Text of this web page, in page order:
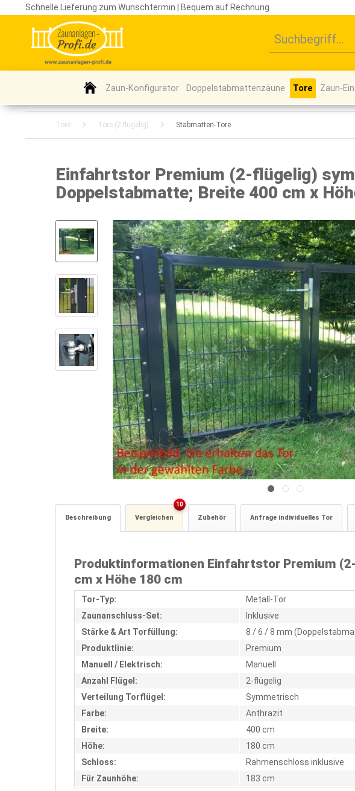
Schnelle Lieferung zum Wunschtermin | Bequem auf Rechnung
Zaun-Konfigurator Doppelstabmattenzäune Tore Zaun-
Tore Tore (2-flügelig) Stabmatten-Tore
Einfahrtstor Premium (2-flügelig)
Doppelstabmatte; Breite 400 cm x
Beschreibung Vergleichen
10
Zubehör Anfrage individuelles Tor
Produktinformationen Einfahrtstor Premium
cm x Höhe 180 cm
Tor-Typ:
Metall-Tor
Zaunanschluss-Set:
Inklusive
Stärke & Art Torfüllung:
8 / 6 / 8 mm
Produktlinie:
Premium
Manuell / Elektrisch:
Manuell
Anzahl Flügel:
2-flügelig
Verteilung Torflügel:
Symmetrisch
Farbe:
Anthrazit
Breite:
400 cm
Höhe:
180 cm
Schloss:
Rahmenschloss inklusive
Für Zaunhöhe:
183 cm